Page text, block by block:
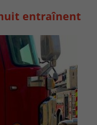
entraînent